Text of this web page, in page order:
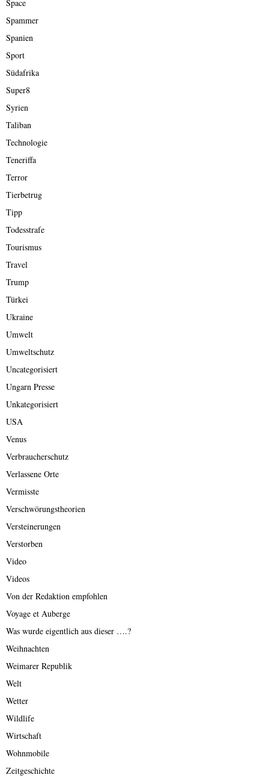
Space
Spammer
Spanien
Sport
Südafrika
Super8
Syrien
Taliban
Technologie
Teneriffa
Terror
Tierbetrug
Tipp
Todesstrafe
Tourismus
Travel
Trump
Türkei
Ukraine
Umwelt
Umweltschutz
Uncategorisiert
Ungarn Presse
Unkategorisiert
USA
Venus
Verbraucherschutz
Verlassene Orte
Vermisste
Verschwörungstheorien
Versteinerungen
Verstorben
Video
Videos
Von der Redaktion empfohlen
Voyage et Auberge
Was wurde eigentlich aus dieser ….?
Weihnachten
Weimarer Republik
Welt
Wetter
Wildlife
Wirtschaft
Wohnmobile
Zeitgeschichte